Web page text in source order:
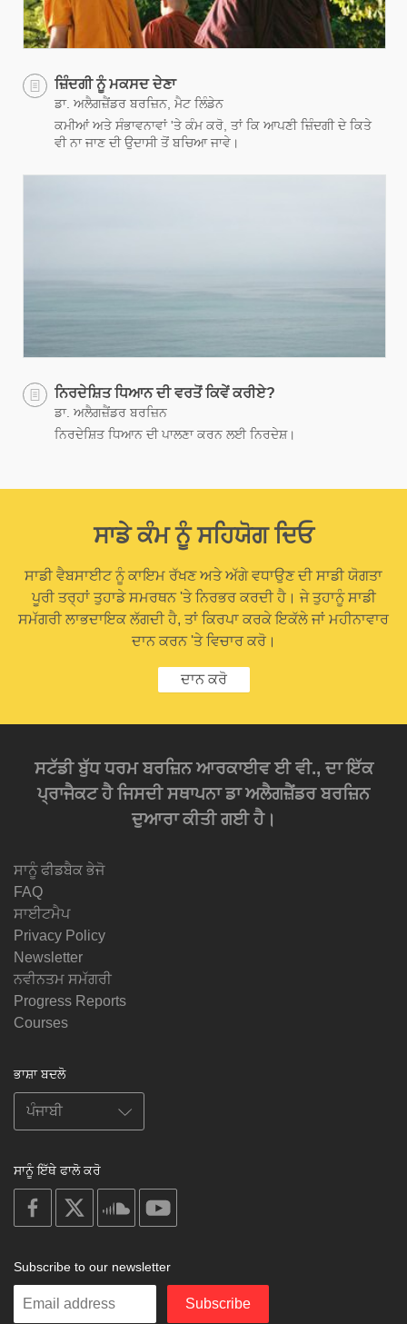
ਜ਼ਿੰਦਗੀ ਨੂੰ ਮਕਸਦ ਦੇਣਾ
ਡਾ. ਅਲੈਗਜ਼ੈਂਡਰ ਬਰਜ਼ਿਨ, ਮੈਟ ਲਿੰਡੇਨ
ਕਮੀਆਂ ਅਤੇ ਸੰਭਾਵਨਾਵਾਂ 'ਤੇ ਕੰਮ ਕਰੋ, ਤਾਂ ਕਿ ਆਪਣੀ ਜ਼ਿੰਦਗੀ ਦੇ ਕਿਤੇ
ਵੀ ਨਾ ਜਾਣ ਦੀ ਉਦਾਸੀ ਤੋਂ ਬਚਿਆ ਜਾਵੇ।
ਨਿਰਦੇਸ਼ਿਤ ਧਿਆਨ ਦੀ ਵਰਤੋਂ ਕਿਵੇਂ ਕਰੀਏ?
ਡਾ. ਅਲੈਗਜ਼ੈਂਡਰ ਬਰਜ਼ਿਨ
ਨਿਰਦੇਸ਼ਿਤ ਧਿਆਨ ਦੀ ਪਾਲਣਾ ਕਰਨ ਲਈ ਨਿਰਦੇਸ਼।
ਸਾਡੇ ਕੰਮ ਨੂੰ ਸਹਿਯੋਗ ਦਿਓ
ਸਾਡੀ ਵੈਬਸਾਈਟ ਨੂੰ ਕਾਇਮ ਰੱਖਣ ਅਤੇ ਅੱਗੇ ਵਧਾਉਣ ਦੀ ਸਾਡੀ ਯੋਗਤਾ
ਪੂਰੀ ਤਰ੍ਹਾਂ ਤੁਹਾਡੇ ਸਮਰਥਨ 'ਤੇ ਨਿਰਭਰ ਕਰਦੀ ਹੈ। ਜੇ ਤੁਹਾਨੂੰ ਸਾਡੀ
ਸਮੱਗਰੀ ਲਾਭਦਾਇਕ ਲੱਗਦੀ ਹੈ, ਤਾਂ ਕਿਰਪਾ ਕਰਕੇ ਇਕੱਲੇ ਜਾਂ ਮਹੀਨਾਵਾਰ
ਦਾਨ ਕਰਨ 'ਤੇ ਵਿਚਾਰ ਕਰੋ।
ਦਾਨ ਕਰੋ
ਸਟੱਡੀ ਬੁੱਧ ਧਰਮ ਬਰਜ਼ਿਨ ਆਰਕਾਈਵ ਈ ਵੀ., ਦਾ ਇੱਕ
ਪ੍ਰਾਜੈਕਟ ਹੈ ਜਿਸਦੀ ਸਥਾਪਨਾ ਡਾ ਅਲੈਗਜ਼ੈਂਡਰ ਬਰਜ਼ਿਨ
ਦੁਆਰਾ ਕੀਤੀ ਗਈ ਹੈ।
ਸਾਨੂੰ ਫੀਡਬੈਕ ਭੇਜੋ
FAQ
ਸਾਈਟਮੈਪ
Privacy Policy
Newsletter
ਨਵੀਨਤਮ ਸਮੱਗਰੀ
Progress Reports
Courses
ਭਾਸ਼ਾ ਬਦਲੋ
ਸਾਨੂੰ ਇੱਥੇ ਫਾਲੋ ਕਰੋ
on
facebook
soundcloud
Subscribe to our newsletter
Enter
Subscribe